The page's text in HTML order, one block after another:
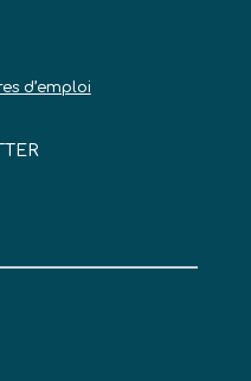
d’emploi